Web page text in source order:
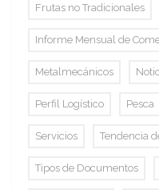
Frutas no Tradicionales
Informe Mensual de
Metalmecánicos
Perfil Logístico Pesca
Servicios Tendencia
Tipos de Documentos